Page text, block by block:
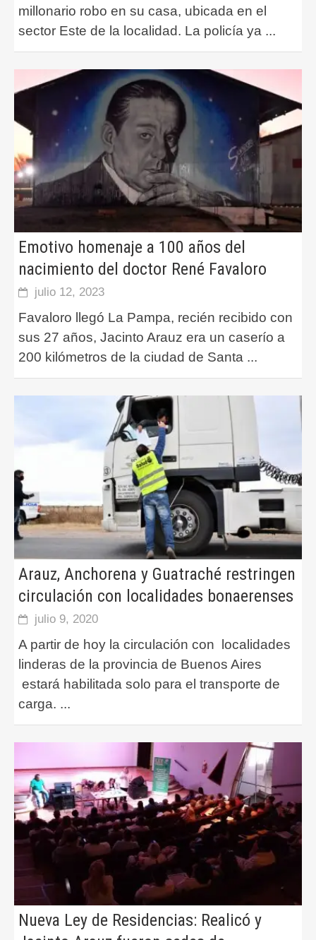
millonario robo en su casa, ubicada en el
sector Este de la localidad. La policía ya ...
Emotivo homenaje a 100 años del
nacimiento del doctor René Favaloro
julio 12, 2023
Favaloro llegó La Pampa, recién recibido con
sus 27 años, Jacinto Arauz era un caserío a
200 kilómetros de la ciudad de Santa ...
Arauz, Anchorena y Guatraché restringen
circulación con localidades bonaerenses
julio 9, 2020
A partir de hoy la circulación con localidades
linderas de la provincia de Buenos Aires
estará habilitada solo para el transporte de
carga. ...
Nueva Ley de Residencias: Realicó y